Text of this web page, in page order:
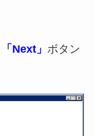
「Next」 ボタン